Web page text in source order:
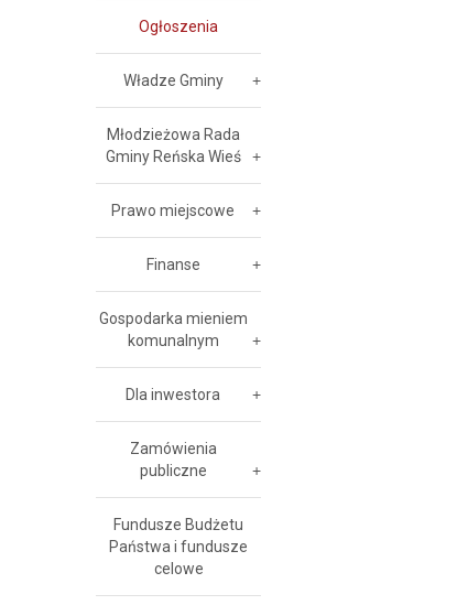
Ogłoszenia
Władze Gminy
Młodzieżowa Rada
Gminy Reńska Wieś
Prawo miejscowe
Finanse
Gospodarka mieniem
komunalnym
Dla inwestora
Zamówienia
publiczne
Fundusze Budżetu
Państwa i fundusze
celowe